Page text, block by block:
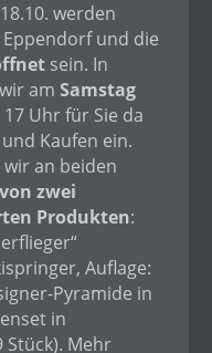
werden
und die
sein. In
am Samstag
Uhr für Sie da
Kaufen ein.
an beiden
zwei
Produkten:
Auflage:
Pyramide in
in
Stück). Mehr